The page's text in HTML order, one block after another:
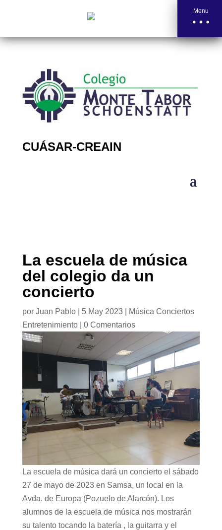
Menu
CUÁSAR-CREAIN
La escuela de música
del colegio da un
concierto
por Juan Pablo| 5 May 2023|
Música Conciertos
Entretenimiento| 0 Comentarios
La escuela de música dará un concierto el sábado
27 de mayo de 2023 en Samsa, un local en la
Avda. de Europa (Pozuelo de Alarcón). Los
alumnos de la escuela de música nos mostrarán
su talento tocando la batería , la guitarra y el